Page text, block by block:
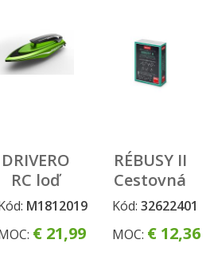
DRIVERO
RC loď
zelená
M1812019
€ 21,99
RÉBUSY II
Cestovná
hra
Kód: 32622401
MOC: € 12,36